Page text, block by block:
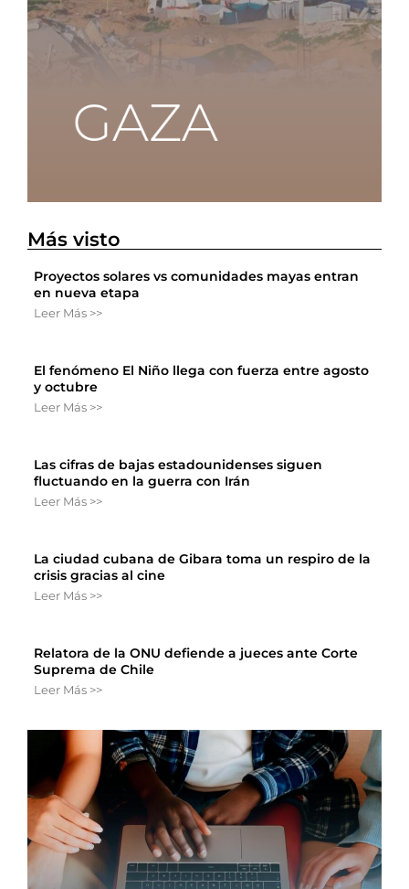
Más visto
Proyectos solares vs comunidades mayas entran
en nueva etapa
Leer Más >>
El fenómeno El Niño llega con fuerza entre agosto
y octubre
Leer Más >>
Las cifras de bajas estadounidenses siguen
fluctuando en la guerra con Irán
Leer Más >>
La ciudad cubana de Gibara toma un respiro de la
crisis gracias al cine
Leer Más >>
Relatora de la ONU defiende a jueces ante Corte
Suprema de Chile
Leer Más >>